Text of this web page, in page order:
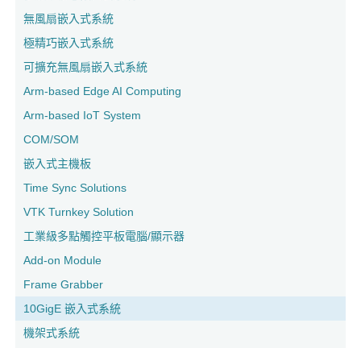
無風扇嵌入式系統
極精巧嵌入式系統
可擴充無風扇嵌入式系統
Arm-based Edge AI Computing
Arm-based IoT System
COM/SOM
嵌入式主機板
Time Sync Solutions
VTK Turnkey Solution
工業級多點觸控平板電腦/顯示器
Add-on Module
Frame Grabber
10GigE 嵌入式系統
機架式系統